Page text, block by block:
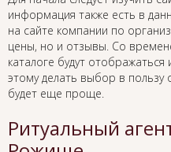
информация также есть в
на сайте компании по
цены, но и отзывы. Со
каталоге будут
этому делать выбор в пользу
будет еще проще.
Ритуальный